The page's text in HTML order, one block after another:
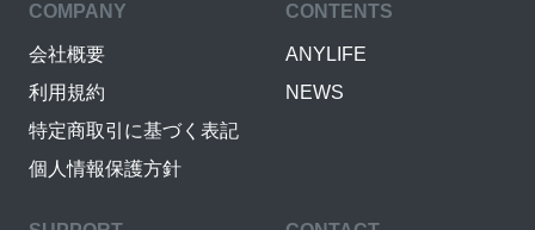
COMPANY
会社概要
利用規約
特定商取引に基づく表記
個人情報保護方針
CONTENTS
ANYLIFE
NEWS